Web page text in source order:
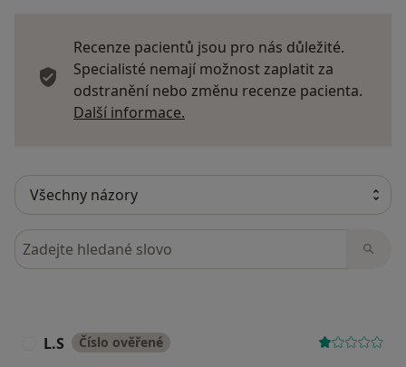
Recenze pacientů jsou pro nás důležité.
Specialisté nemají možnost zaplatit za
odstranění nebo změnu recenze pacienta.
Další informace.
Hledejte v názorech
L.S Číslo ověřené